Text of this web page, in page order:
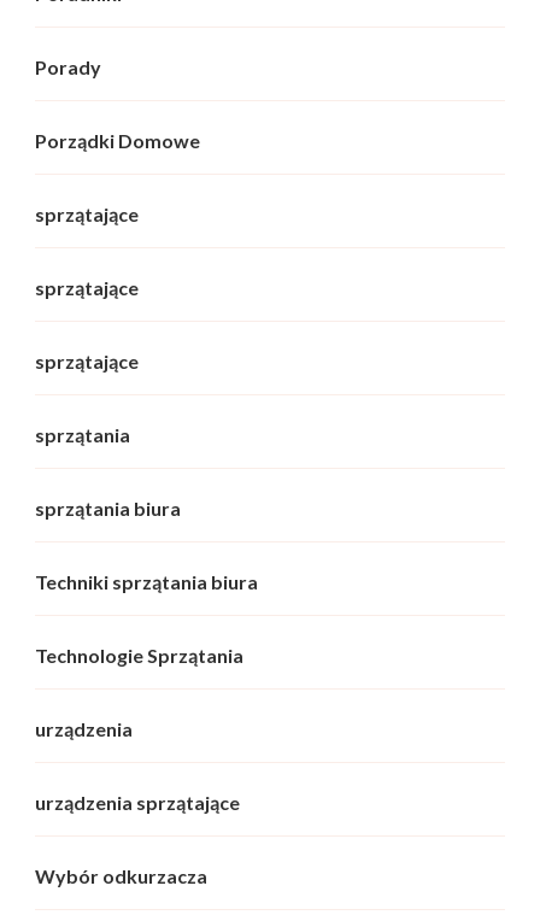
Porady
Porządki Domowe
sprzątające
sprzątające
sprzątające
sprzątania
sprzątania biura
Techniki sprzątania biura
Technologie Sprzątania
urządzenia
urządzenia sprzątające
Wybór odkurzacza